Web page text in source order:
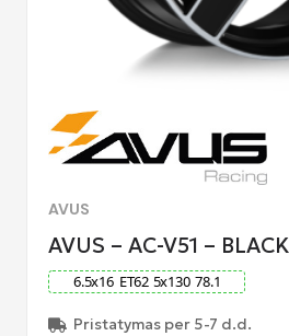
AVUS
AVUS – AC-V51 – BLACK
6.5x16 ET62 5x130 78.1
Pristatymas per 5-7 d.d.